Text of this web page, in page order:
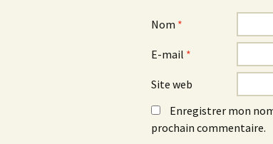
Nom *
E-mail *
Site web
Enregistrer mon
prochain commentaire.